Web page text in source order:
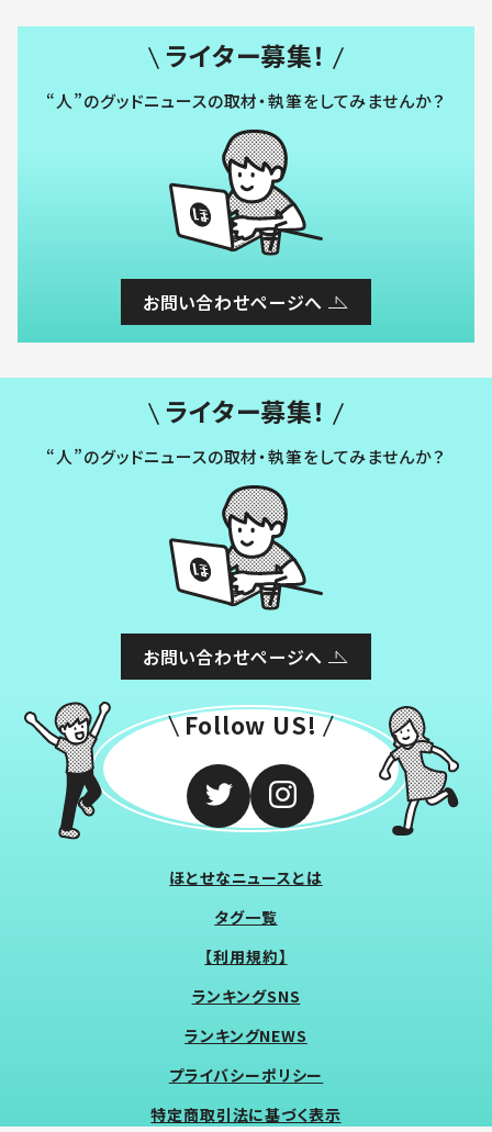
ライター募集！
“人”のグッドニュースの取材・執筆をしてみませんか？
お問い合わせページへ
ライター募集！
“人”のグッドニュースの取材・執筆をしてみませんか？
お問い合わせページへ
Follow US!
ほとせなニュースとは
タグ一覧
【利用規約】
ランキングSNS
ランキングNEWS
プライバシーポリシー
特定商取引法に基づく表示